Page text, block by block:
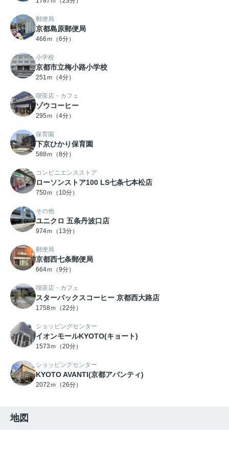
郵便局
京都島原郵便局
466ｍ（6分）
小学校
京都市立梅小路小学校
251ｍ（4分）
喫茶店・カフェ
ゾウコーヒー
295ｍ（4分）
保育園
下京ひかり保育園
588ｍ（8分）
コンビニエンスストア
ローソンストア100 LS七条七本松店
750ｍ（10分）
その他
ユニクロ 五条丹波口店
974ｍ（13分）
郵便局
京都西七条郵便局
664ｍ（9分）
喫茶店・カフェ
スターバックスコーヒー 京都西大路店
1758ｍ（22分）
ショッピングセンター
イオンモールKYOTO(キョート)
1573ｍ（20分）
ショッピングセンター
KYOTO AVANTI(京都アバンティ)
2072ｍ（26分）
地図